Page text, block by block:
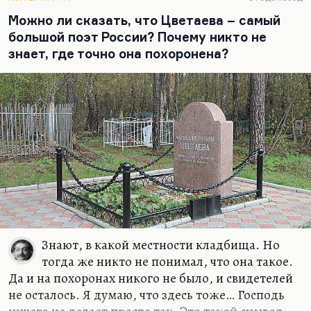
что отличает его интонацию, его голос от
множества поэтов 50–60-х годов.
Слуцкий и Мартынов примерно в 1955-м стали
двумя главными поэтами первой оттепели
именно потому, что они нашли новую
интонацию. Но вот удивительное дело — с
интонацией Мартынова можно говорить о чём
угодно. Он и говорит о чём угодно. Большинство
его стихотворений внутренне пусты.
Исключения немногочисленные — ну, «Лунный
внук», например. Он, как правило, говорит
банальности, маскируя их подчёркнутой…
Можно ли сказать, что Цветаева – самый
большой поэт России? Почему никто не
знает, где точно она похоронена?
Знают, в какой местности кладбища. Но
тогда же никто не понимал, что она такое.
Да и на похоронах никого не было, и свидетелей
не осталось. Я думаю, что здесь тоже… Господь